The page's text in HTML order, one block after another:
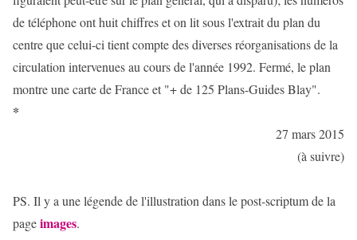
de téléphone ont huit chiffres et on lit sous l'extrait du plan du
centre que celui-ci tient compte des diverses réorganisations de la
circulation intervenues au cours de l'année 1992. Fermé, le plan
montre une carte de France et "+ de 125 Plans-Guides Blay".
*
27 mars 2015
(à suivre)
PS. Il y a une légende de l'illustration dans le post-scriptum de la
pageimages.